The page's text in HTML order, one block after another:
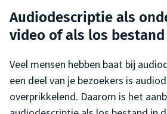
Audiodescriptie als
video of als los bestand
Veel mensen hebben baat bij
een deel van je bezoekers is
overprikkelend. Daarom is het